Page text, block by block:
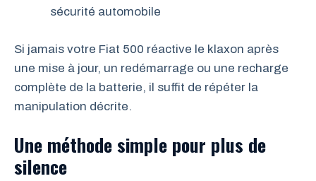
sécurité automobile
Si jamais votre Fiat 500 réactive le klaxon après
une mise à jour, un redémarrage ou une recharge
complète de la batterie, il suffit de répéter la
manipulation décrite.
Une méthode simple pour plus de
silence